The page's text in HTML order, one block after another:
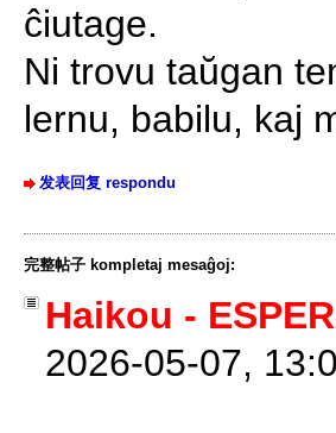
ĉiutage.
Ni trovu taŭgan
lernu, babilu, kaj
发表回复 respondu
完整帖子 kompletaj mesaĝoj:
Haikou -
2026-05-07,